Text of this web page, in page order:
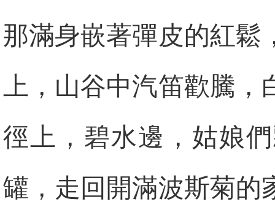
那滿身嵌著彈皮的紅鬆
上，山谷中汽笛歡騰，
徑上，碧水邊，姑娘
罐，走回開滿波斯菊的